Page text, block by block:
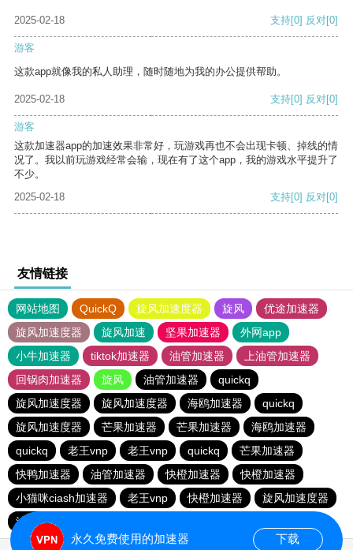
2025-02-18 支持[0] 反对[0]
游客
这款app就像我的私人助理，随时随地为我的办公提供帮助。
2025-02-18 支持[0] 反对[0]
游客
这款加速器app的加速效果非常好，玩游戏再也不会出现卡顿、掉线的情
况了。我以前玩游戏经常会输，现在有了这个app，我的游戏水平提升了
不少。
2025-02-18
支持[0] 反对[0]
友情链接
网站地图 QuickQ 旋风加速度器 旋风
优途加速器
旋风加速度器
旋风加速 坚果加速器
外网app
小牛加速器
tiktok加速器 油管加速器
上油管加速器
回锅肉加速器
旋风 油管加速器
quickq
旋风加速度器
旋风加速度器 海鸥加速器
quickq
旋风加速度器
芒果加速器 芒果加速器
海鸥加速器
quickq
老王vnp 老王vnp quickq
芒果加速器
快鸭加速器
油管加速器 快橙加速器
快橙加速器
小猫咪ciash加速器
老王vnp 快橙加速器
旋风加速度器
油管加速器
永久免费使用的加速器 下载